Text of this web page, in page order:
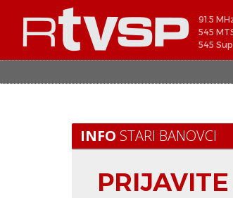
91.5
545
545
INFO STARI BANOVCI